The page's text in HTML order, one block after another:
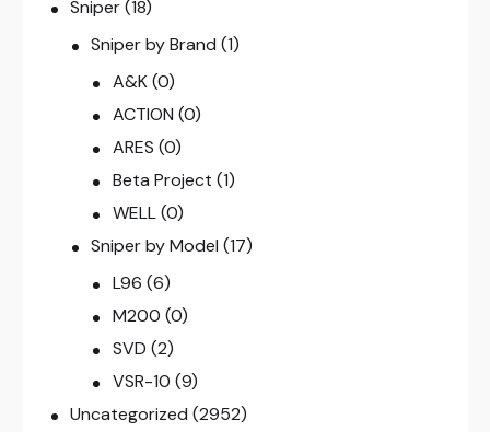
Sniper(18)
Sniper by Brand (1)
A&K (0)
ACTION (0)
ARES (0)
Beta Project (1)
WELL (0)
Sniper by Model (17)
L96 (6)
M200 (0)
SVD (2)
VSR-10 (9)
Uncategorized (2952)